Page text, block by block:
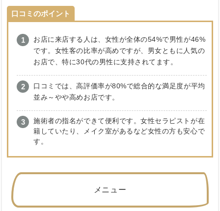
口コミのポイント
お店に来店する人は、女性が全体の54%で男性が46%
です。女性客の比率が高めですが、男女ともに人気の
お店で、特に30代の男性に支持されてます。
口コミでは、高評価率が80%で総合的な満足度が平均
並み～やや高めお店です。
施術者の指名ができて便利です。女性セラピストが在
籍していたり、メイク室があるなど女性の方も安心で
す。
メニュー